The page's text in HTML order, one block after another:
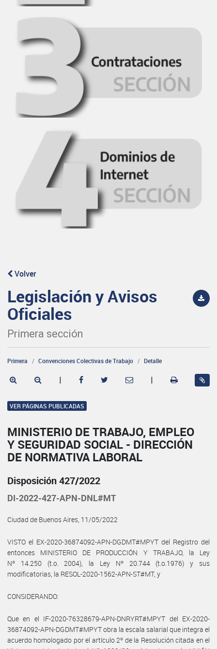
Volver
Legislación y Avisos
Oficiales
Primera sección
Primera Convenciones Colectivas de Trabajo Detalle
| |
VER PÁGINAS PUBLICADAS
MINISTERIO DE TRABAJO, EMPLEO
Y SEGURIDAD SOCIAL - DIRECCIÓN
DE NORMATIVA LABORAL
Disposición 427/2022
DI-2022-427-APN-DNL#MT
Ciudad de Buenos Aires, 11/05/2022
VISTO el EX-2020-36874092-APN-DGDMT#MPYT del Registro del
entonces MINISTERIO DE PRODUCCIÓN Y TRABAJO, la Ley
Nº 14.250 (t.o. 2004), la Ley Nº 20.744 (t.o.1976) y sus
modificatorias, la RESOL-2020-1562-APN-ST#MT, y
CONSIDERANDO:
Que en el IF-2020-76328679-APN-DNRYRT#MPYT del EX-2020-
36874092-APN-DGDMT#MPYT obra la escala salarial que integra el
acuerdo homologado por el artículo 2º de la Resolución citada en el